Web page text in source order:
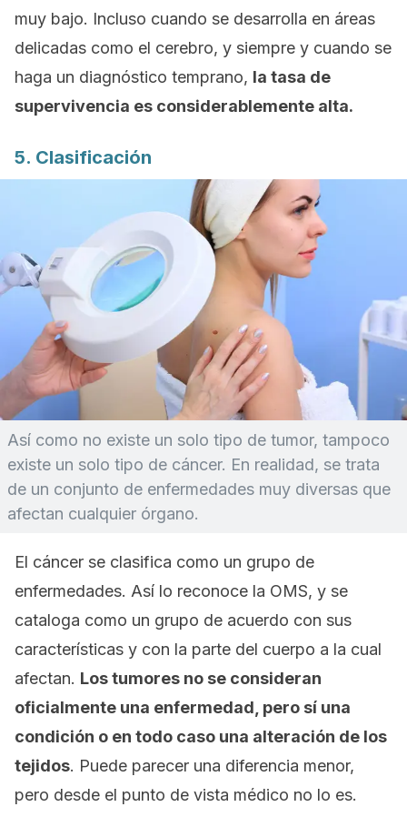
muy bajo. Incluso cuando se desarrolla en áreas
delicadas como el cerebro, y siempre y cuando se
haga un diagnóstico temprano, la tasa de
supervivencia es considerablemente alta.
5. Clasificación
Así como no existe un solo tipo de tumor, tampoco
existe un solo tipo de cáncer. En realidad, se trata
de un conjunto de enfermedades muy diversas que
afectan cualquier órgano.
El cáncer se clasifica como un grupo de
enfermedades. Así lo reconoce la OMS, y se
cataloga como un grupo de acuerdo con sus
características y con la parte del cuerpo a la cual
afectan. Los tumores no se consideran
oficialmente una enfermedad, pero sí una
condición o en todo caso una alteración de los
tejidos. Puede parecer una diferencia menor,
pero desde el punto de vista médico no lo es.